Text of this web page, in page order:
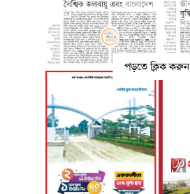
পড়তে ক্লিক করুন